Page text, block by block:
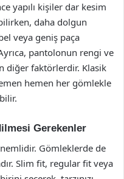
yapılı kişiler dar kesim
daha dolgun
veya geniş paça
pantolonun rengi ve
diğer faktörlerdir. Klasik
hemen her gömlekle
Gerekenler
Gömleklerde de
Slim fit, regular fit veya